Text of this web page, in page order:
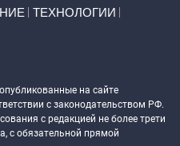
ТЕХНОЛОГИИ
на сайте
с законодательством РФ.
с редакцией не более трети
с обязательной прямой